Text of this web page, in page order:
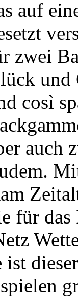
auf
zwei
und
così
auch
für das
ist